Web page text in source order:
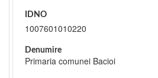
IDNO
1007601010220
Denumire
Primaria comunei Bacioi